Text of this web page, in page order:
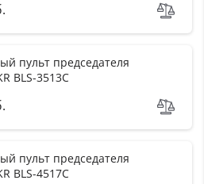
пульт председателя
BLS-3513C
пульт председателя
BLS-4517C